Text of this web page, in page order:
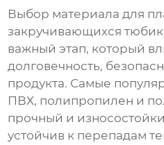
Выбор материала для
закручивающихся
важный этап, который
долговечность,
продукта. Самые
ПВХ, полипропилен и
прочный и
устойчив к перепадам